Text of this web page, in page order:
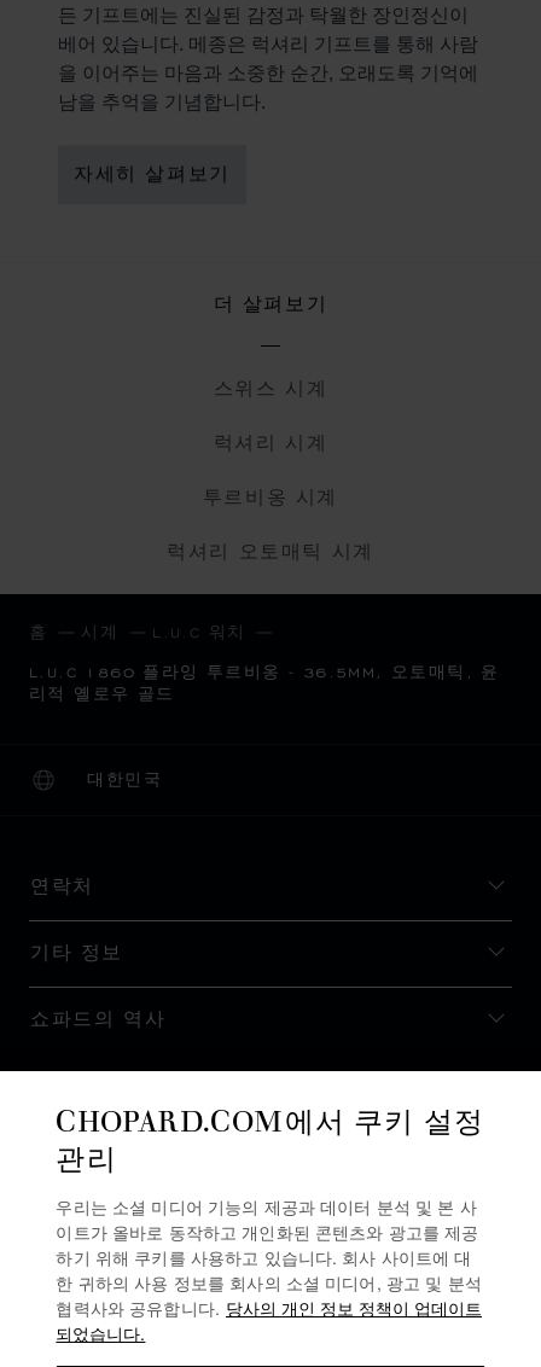
든 기프트에는 진실된 감정과 탁월한 장인정신이
베어 있습니다. 메종은 럭셔리 기프트를 통해 사람
을 이어주는 마음과 소중한 순간, 오래도록 기억에
남을 추억을 기념합니다.
자세히 살펴보기
더 살펴보기
스위스 시계
럭셔리 시계
투르비옹 시계
럭셔리 오토매틱 시계
홈 시계 L.U.C 워치
L.U.C 1860 플라잉 투르비옹 - 36.5MM, 오토매틱, 윤
리적 옐로우 골드
대한민국
현지화(국가 변경)
국가 변경
연락처
기타 정보
쇼파드의 역사
뉴스레터 구독
CHOPARD.COM에서 쿠키 설정
관리
우리는 소셜 미디어 기능의 제공과 데이터 분석 및 본 사
이트가 올바로 동작하고 개인화된 콘텐츠와 광고를 제공
하기 위해 쿠키를 사용하고 있습니다. 회사 사이트에 대
한 귀하의 사용 정보를 회사의 소셜 미디어, 광고 및 분석
협력사와 공유합니다. 당사의 개인 정보 정책이 업데이트
되었습니다.